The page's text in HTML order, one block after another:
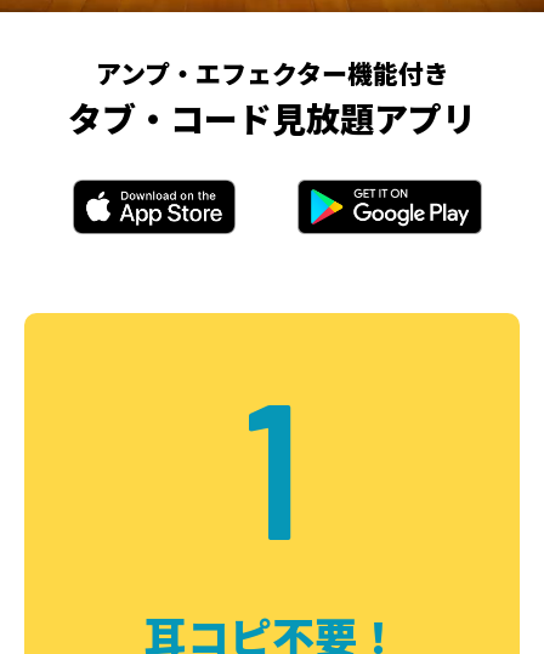
アンプ・エフェクター機能付き
タブ・コード見放題アプリ
1
耳コピ不要！